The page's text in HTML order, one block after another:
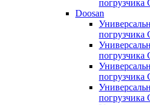
погрузчика
Doosan
погрузчика
погрузчика
погрузчика
погрузчика